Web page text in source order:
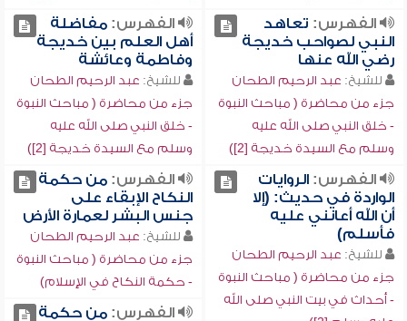
الفهرس: تعاهد
النبي لصواحب خديجة
رضي الله عنها
للشيخ: عبد الرحيم الطحان
جزء من محاضرة ( مباحث النبوة
- خلق النبي صلى الله عليه
وسلم مع السيدة خديجة [2])
الفهرس:مفاضلة
أهل العلم بين خديجة
وفاطمة وعائشة
للشيخ: عبد الرحيم الطحان
جزء من محاضرة ( مباحث النبوة
- خلق النبي صلى الله عليه
وسلم مع السيدة خديجة [2])
الفهرس:الروايات
الواردة في حديث: (إلا
أن الله أعانني عليه
فأسلم)
للشيخ: عبد الرحيم الطحان
جزء من محاضرة ( مباحث النبوة
- أحداث في بيت النبي صلى الله
الفهرس:من حكمة
النكاح الإبقاء على
جنس البشر لعمارة الأرض
للشيخ: عبد الرحيم الطحان
جزء من محاضرة ( مباحث النبوة
- حكمة النكاح في الإسلام)
الفهرس:من حكمة